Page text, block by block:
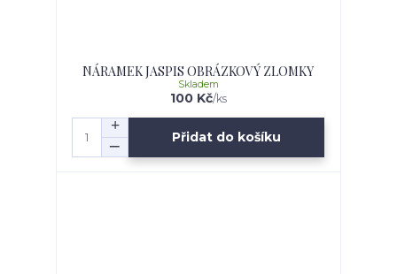
NÁRAMEK JASPIS OBRÁZKOVÝ ZLOMKY
100 Kč/ks
Skladem
Přidat do košíku